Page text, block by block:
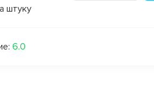
штуку
6.0